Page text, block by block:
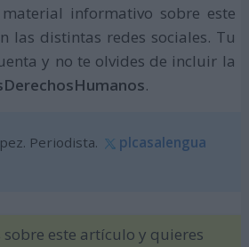
informativo sobre este
las distintas redes sociales. Tu
y no te olvides de incluir la
.
Periodista.
plcasalengua
sobre este artículo y quieres